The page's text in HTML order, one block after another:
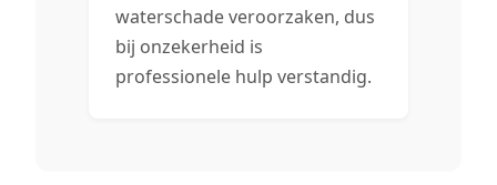
waterschade veroorzaken, dus
bij onzekerheid is
professionele hulp verstandig.